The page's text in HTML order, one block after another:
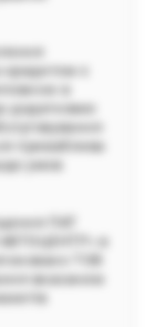
кредитом є
в
додаткових
приваблива
умов
ПАТ
ТОВ
вказаним